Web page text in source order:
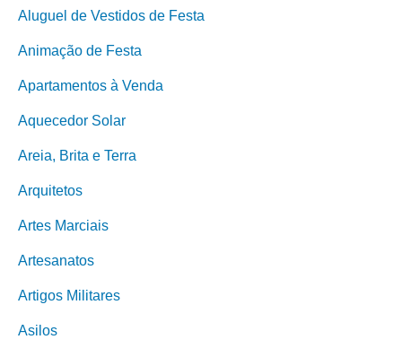
Aluguel de Vestidos de Festa
Animação de Festa
Apartamentos à Venda
Aquecedor Solar
Areia, Brita e Terra
Arquitetos
Artes Marciais
Artesanatos
Artigos Militares
Asilos